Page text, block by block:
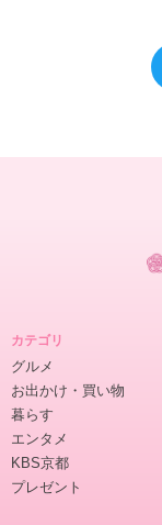
カテゴリ
グルメ
お出かけ・買い物
暮らす
エンタメ
KBS京都
プレゼント